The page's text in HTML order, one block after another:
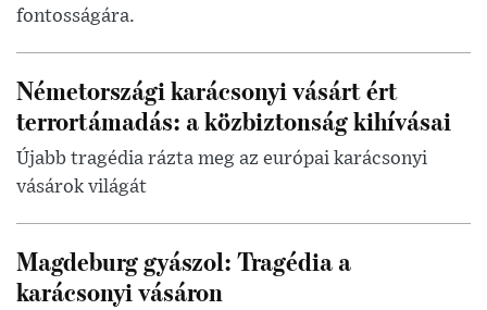
fontosságára.
Németországi karácsonyi vásárt ért
terrortámadás: a közbiztonság kihívásai
Újabb tragédia rázta meg az európai karácsonyi
vásárok világát
Magdeburg gyászol: Tragédia a
karácsonyi vásáron